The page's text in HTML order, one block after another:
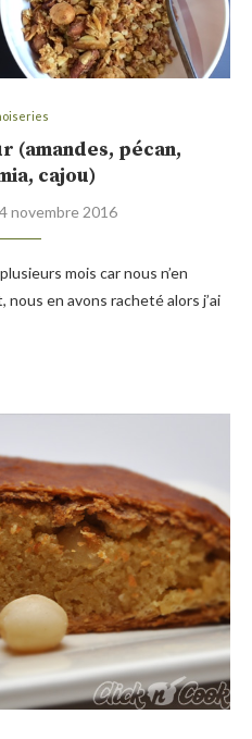
(amandes, pécan,
cajou)
novembre 2016
mois car nous n’en
en avons racheté alors j’ai